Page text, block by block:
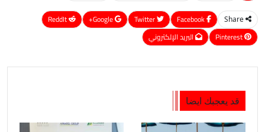
Share
Google+
ReddIt
Pinterest
البريد الإلكتروني
قد يعجبك ايضا